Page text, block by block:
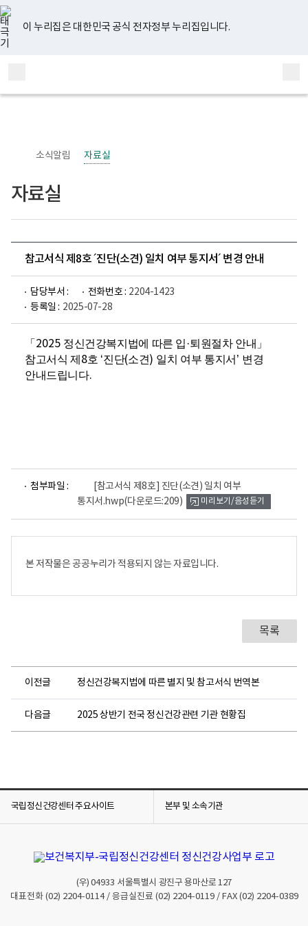
너
비
767px
이
하
이 누리집은 대한민국 공식 전자정부 누리집입니다.
지
검
메
홈
소식알림 자료실
자료실
참고서식 제8호 ´진단(소견) 일치 여부 통지서´ 변경 안내
담당부서 : 전화번호 : 2204-1423
등록일 : 2025-07-28
「 2025 정신건강복지법에 따른 입·퇴원절차 안내 」
참고서식 제 8호 ‘진단(소견) 일치 여부 통지서 ’ 변경
안내드립니다.
첨부파일 :
[참고서식 제8호] 진단(소견) 일치 여부
통지서.hwp(다운로드:209)
어
미리보기/음성듣기
본 저작물은 공공누리가 적용되지 않는 자료입니다.
목록
이전글 정신건강복지법에 따른 별지 및 참고서식 번역본
다음글 2025 상반기 전국 정신건강관련 기관 현황집
국립정신건강센터 주요사이트 본부 및 소속기관
(우)04933 서울특별시 광진구 용마산로 127
대표전화 (02) 2204-0114/ 응급실진료 (02) 2204-0119/ FAX (02) 2204-0389
유
튜
브
페
이
스
북
인
스
타
그
램
블
로
그